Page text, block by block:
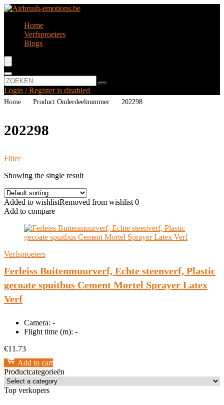
Home
Verfsproeiers
Blogs
Login / Register is disabled
Home Product Onderdeelnummer ‎202298
‎202298
Filter
Showing the single result
Added to wishlistRemoved from wishlist 0
Add to compare
Verfsproeiers
Ferleiss Buitenmuurverf, Echte steenverf, Plastic
gecoate spuitbus Cement Mortel Sprayer Latex
Verf
Camera: -
Flight time (m): -
€11.73
Add to cart
Productcategorieën
Top verkopers